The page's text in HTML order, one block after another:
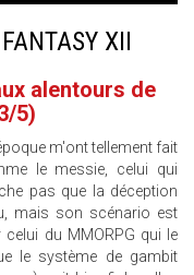
XII
alentours de
5)
m'ont tellement fait
le messie, celui qui
pas que la déception
mais son scénario est
du MMORPG qui le
le système de gambit